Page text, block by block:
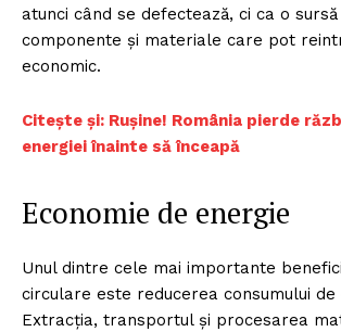
atunci când se defectează, ci ca o sursă
componente și materiale care pot
economic.
Citește și: Rușine! România pierde
energiei înainte să înceapă
Economie de energie
Unul dintre cele mai importante
circulare este reducerea consumului de
Extracția, transportul și procesarea